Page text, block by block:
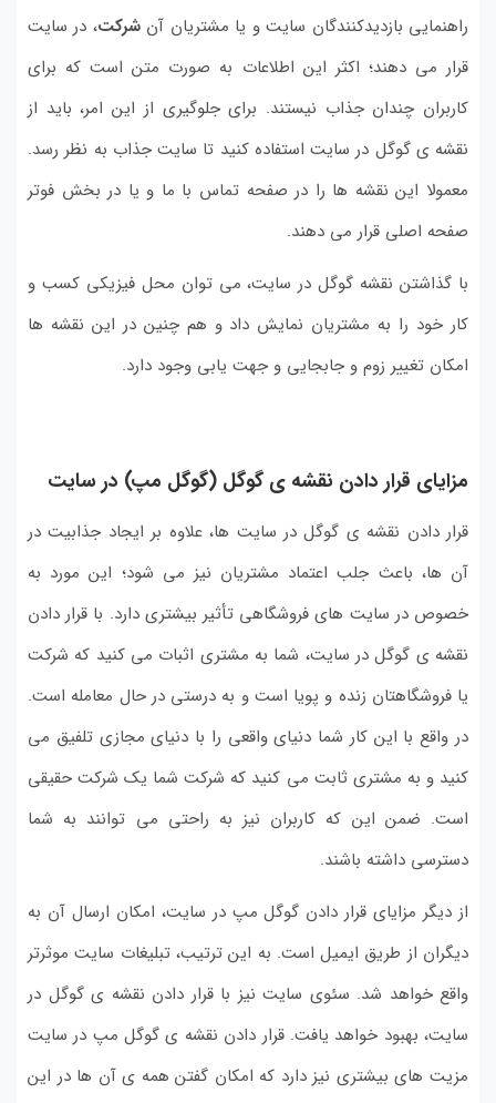
راهنمایی بازدیدکنندگان سایت و یا مشتریان آنشرکت، در سایت
قرار می دهند؛ اکثر این اطلاعات به صورت متن است که برای
کاربران چندان جذاب نیستند. برای جلوگیری از این امر، باید از
نقشه ی گوگل در سایت استفاده کنید تا سایت جذاب به نظر رسد.
معمولا این نقشه ها را در صفحه تماس با ما و یا در بخش فوتر
صفحه اصلی قرار می دهند.
با گذاشتن نقشه گوگل در سایت، می توان محل فیزیکی کسب و
کار خود را به مشتریان نمایش داد و هم چنین در این نقشه ها
امکان تغییر زوم و جابجایی و جهت یابی وجود دارد.
مزایای قرار دادن نقشه ی گوگل (گوگل مپ) در سایت
قرار دادن نقشه ی گوگل در سایت ها، علاوه بر ایجاد جذابیت در
آن ها، باعث جلب اعتماد مشتریان نیز می شود؛ این مورد به
خصوص در سایت های فروشگاهی تأثیر بیشتری دارد. با قرار دادن
نقشه ی گوگل در سایت، شما به مشتری اثبات می کنید که شرکت
یا فروشگاهتان زنده و پویا است و به درستی در حال معامله است.
در واقع با این کار شما دنیای واقعی را با دنیای مجازی تلفیق می
کنید و به مشتری ثابت می کنید که شرکت شما یک شرکت حقیقی
است. ضمن این که کاربران نیز به راحتی می توانند به شما
دسترسی داشته باشند.
از دیگر مزایای قرار دادن گوگل مپ در سایت، امکان ارسال آن به
دیگران از طریق ایمیل است. به این ترتیب، تبلیغات سایت موثرتر
واقع خواهد شد. سئوی سایت نیز با قرار دادن نقشه ی گوگل در
سایت، بهبود خواهد یافت. قرار دادن نقشه ی گوگل مپ در سایت
مزیت های بیشتری نیز دارد که امکان گفتن همه ی آن ها در این